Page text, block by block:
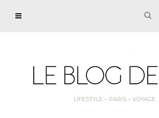
LIFESTYLE – PARIS – VOYAGE